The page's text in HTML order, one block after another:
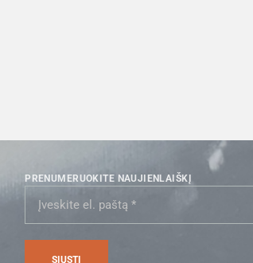
PRENUMERUOKITE NAUJIENLAIŠKĮ